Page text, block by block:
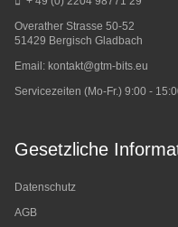
Overather Strasse 50-52
51429 Bergisch Gladbach
Email: kontakt@gtm-bits.eu
Servicezeiten (Mo-Fr.) 9:00 -
Gesetzliche
Datenschutz
AGB